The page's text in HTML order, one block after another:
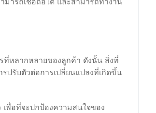
ที่หลากหลายของลูกค้า ดังนั้น สิ่งที่
รับตัวต่อการเปลี่ยนแปลงที่เกิดขึ้น
พื่อที่จะปกป้องความสนใจของ